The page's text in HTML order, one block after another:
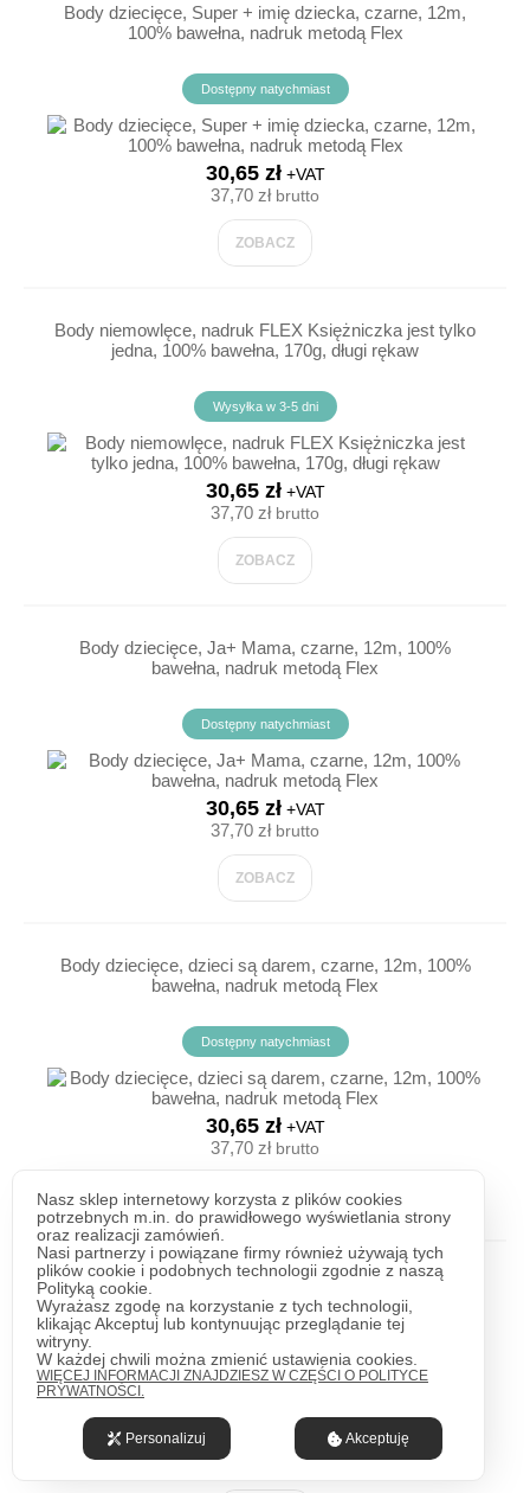
Body dziecięce, Super + imię dziecka, czarne, 12m,
100% bawełna, nadruk metodą Flex
Dostępny natychmiast
30,65 zł+VAT
37,70 złbrutto
ZOBACZ
Body niemowlęce, nadruk FLEX Księżniczka jest tylko
jedna, 100% bawełna, 170g, długi rękaw
Wysyłka w 3-5 dni
30,65 zł+VAT
37,70 złbrutto
ZOBACZ
Body dziecięce, Ja+ Mama, czarne, 12m, 100%
bawełna, nadruk metodą Flex
Dostępny natychmiast
30,65 zł+VAT
37,70 złbrutto
ZOBACZ
Body dziecięce, dzieci są darem, czarne, 12m, 100%
bawełna, nadruk metodą Flex
Dostępny natychmiast
30,65 zł+VAT
37,70 złbrutto
ZOBACZ
Body dziecięce, smoking, czarne, 12m, 100% bawełna,
nadruk metodą Flex
Dostępny natychmiast
37,70 zł brutto
Nasz sklep internetowy korzysta z plików cookies
potrzebnych m.in. do prawidłowego wyświetlania strony
oraz realizacji zamówień.
Nasi partnerzy i powiązane firmy również używają tych
plików cookie i podobnych technologii zgodnie z naszą
Polityką cookie.
Wyrażasz zgodę na korzystanie z tych technologii,
klikając Akceptuj lub kontynuując przeglądanie tej
witryny.
W każdej chwili można zmienić ustawienia cookies.
WIĘCEJ INFORMACJI ZNAJDZIESZ W CZĘŚCI O POLITYCE
PRYWATNOŚCI.
Personalizuj Akceptuję